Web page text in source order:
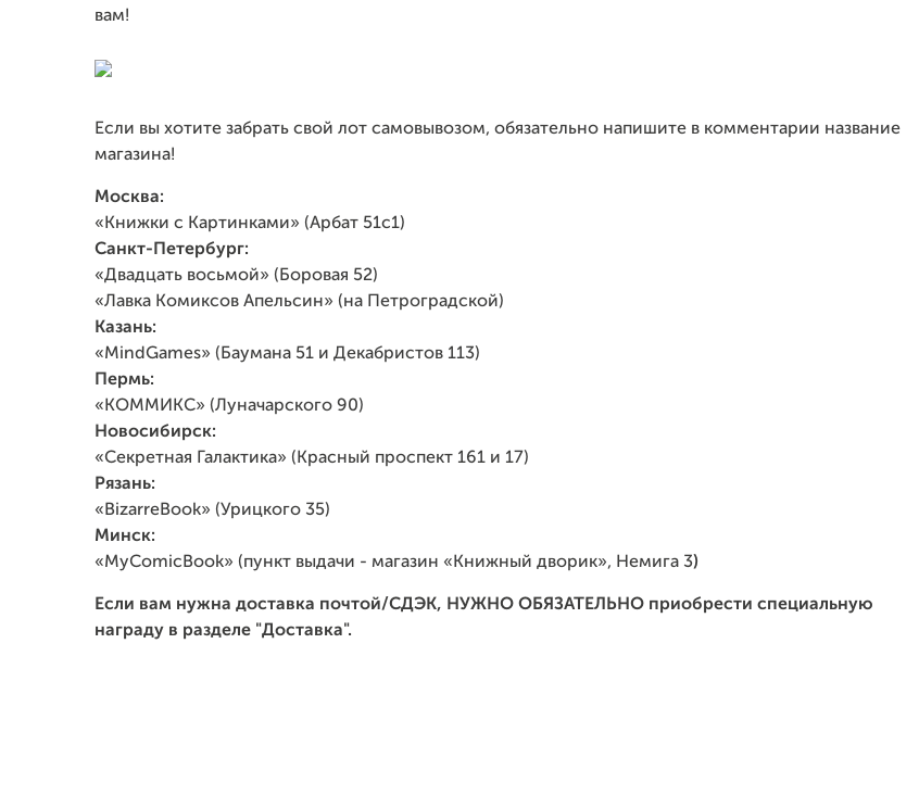
вам!
Если вы хотите забрать свой лот самовывозом, обязательно напишите в комментарии название
магазина!
Москва:
«Книжки с Картинками» (Арбат 51с1)
Санкт-Петербург:
«Двадцать восьмой» (Боровая 52)
«Лавка Комиксов Апельсин» (на Петроградской)
Казань:
«MindGames» (Баумана 51 и Декабристов 113)
Пермь:
«КОММИКС» (Луначарского 90)
Новосибирск:
«Секретная Галактика» (Красный проспект 161 и 17)
Рязань:
«BizarreBook» (Урицкого 35)
Минск:
«MyComicBook» (пункт выдачи - магазин «Книжный дворик», Немига 3)
Если вам нужна доставка почтой/СДЭК, НУЖНО ОБЯЗАТЕЛЬНО приобрести специальную
награду в разделе "Доставка".